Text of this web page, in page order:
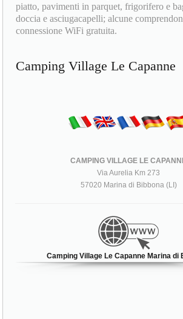
piatto, pavimenti in parquet, frigorifero e
doccia e asciugacapelli; alcune
connessione WiFi gratuita.
Camping Village Le Capanne
CAMPING VILLAGE LE
Via Aurelia Km 273
57020 Marina di Bibbona (LI)
Camping Village Le Capanne Marina di